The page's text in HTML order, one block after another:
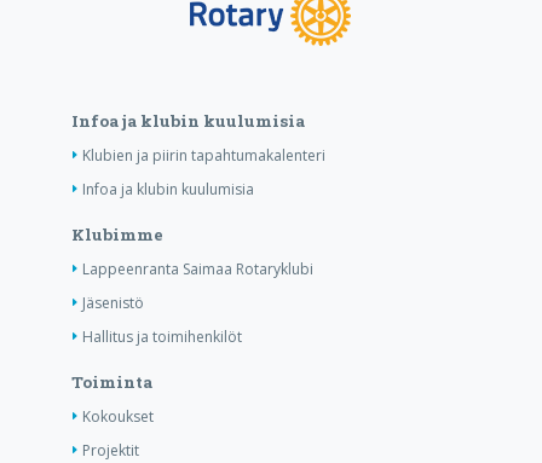
Infoa ja klubin kuulumisia
Klubien ja piirin tapahtumakalenteri
Infoa ja klubin kuulumisia
Klubimme
Lappeenranta Saimaa Rotaryklubi
Jäsenistö
Hallitus ja toimihenkilöt
Toiminta
Kokoukset
Projektit